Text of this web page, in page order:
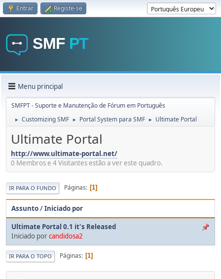
Entrar Registe-se
Menu principal
SMFPT - Suporte e Manutenção de Fórum em Português
► Customizing SMF ► Portal System para SMF ► Ultimate Portal
Ultimate Portal
http://www.ultimate-portal.net/
0 Membros e 4 Visitantes estão a ver este quadro.
IR PARA O FUNDO Páginas 1
Assunto/Iniciado por
Ultimate Portal 0.1 it's Released
Iniciado porcandidosa2
IR PARA O TOPO Páginas 1